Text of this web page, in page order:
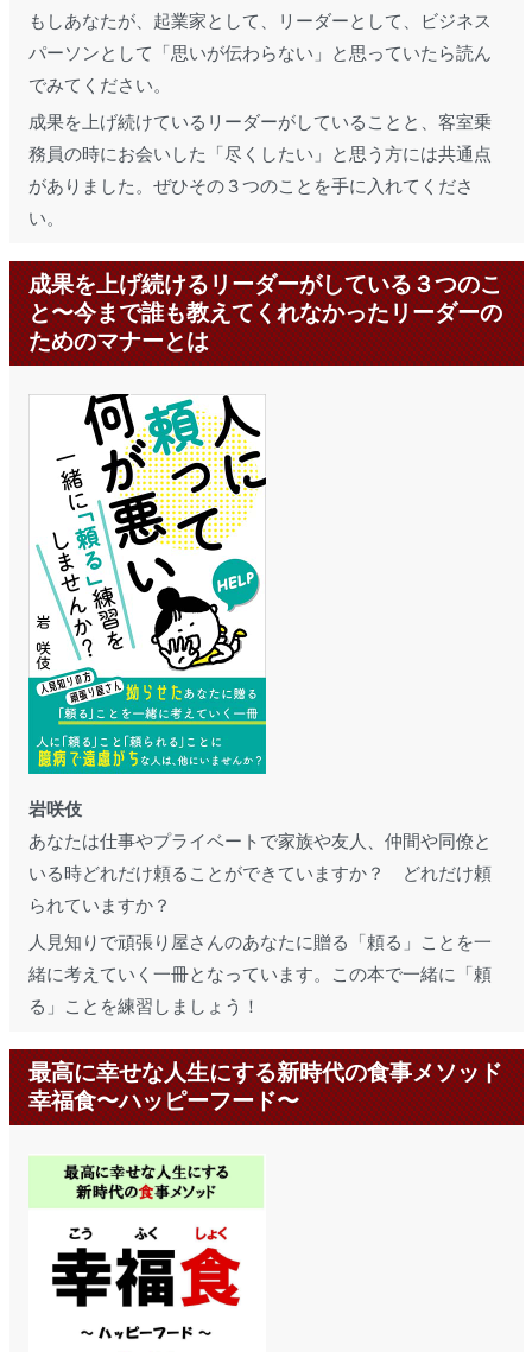
もしあなたが、起業家として、リーダーとして、ビジネス
パーソンとして「思いが伝わらない」と思っていたら読ん
でみてください。
成果を上げ続けているリーダーがしていることと、客室乗
務員の時にお会いした「尽くしたい」と思う方には共通点
がありました。ぜひその３つのことを手に入れてくださ
い。
成果を上げ続けるリーダーがしている３つのこ
と〜今まで誰も教えてくれなかったリーダーの
ためのマナーとは
岩咲伎
あなたは仕事やプライベートで家族や友人、仲間や同僚と
いる時どれだけ頼ることができていますか？ どれだけ頼
られていますか？
人見知りで頑張り屋さんのあなたに贈る「頼る」ことを一
緒に考えていく一冊となっています。この本で一緒に「頼
る」ことを練習しましょう！
最高に幸せな人生にする新時代の食事メソッド
幸福食〜ハッピーフード〜